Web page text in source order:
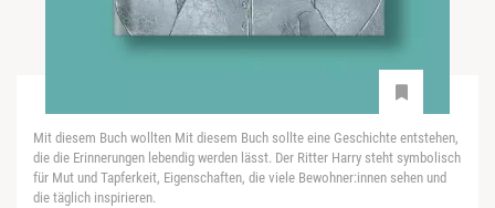
Mit diesem Buch wollten Mit diesem Buch sollte eine Geschichte entstehen,
die die Erinnerungen lebendig werden lässt. Der Ritter Harry steht symbolisch
für Mut und Tapferkeit, Eigenschaften, die viele Bewohner:innen sehen und
die täglich inspirieren.